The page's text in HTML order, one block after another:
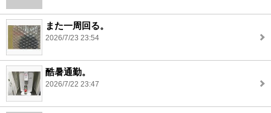
また一周回る。
2026/7/23 23:54
酷暑通勤。
2026/7/22 23:47